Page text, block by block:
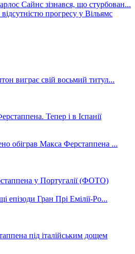
прогресу у Вільямс
Тепер і в Іспанії
у Португалії (ФОТО)
під італійським дощем